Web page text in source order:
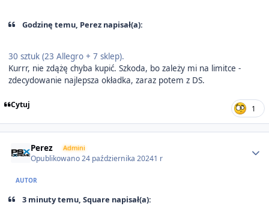
Godzinę temu, Perez napisał(a):
30 sztuk (23 Allegro + 7 sklep).
Kurrr, nie zdążę chyba kupić. Szkoda, bo zależy mi na limitce -
zdecydowanie najlepsza okładka, zaraz potem z DS.
Cytuj 1
Perez Admini
Opublikowano24 października 20241 r
AUTOR
3 minuty temu, Square napisał(a):